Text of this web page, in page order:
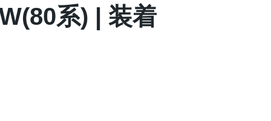
系) | 装着